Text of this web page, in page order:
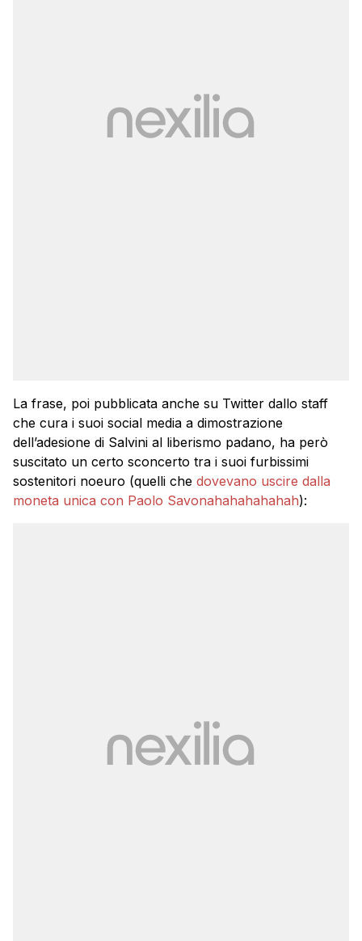
La frase, poi pubblicata anche su Twitter dallo staff
che cura i suoi social media a dimostrazione
dell’adesione di Salvini al liberismo padano, ha però
suscitato un certo sconcerto tra i suoi furbissimi
sostenitori noeuro (quelli che dovevano uscire dalla
moneta unica con Paolo Savonahahahahahah):